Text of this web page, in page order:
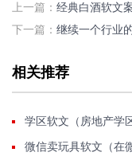
上一篇： 经典白酒软文
下一篇： 继续一个行业
相关推荐
学区软文（房地产学
微信卖玩具软文（在